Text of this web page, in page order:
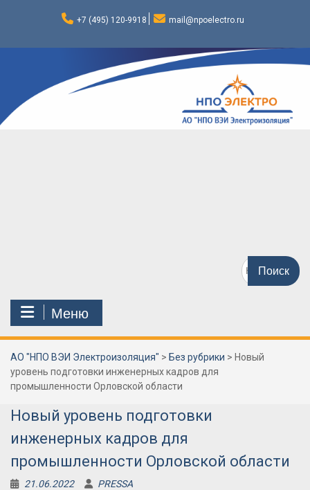
+7 (495) 120-9918 mail@npoelectro.ru
Поиск
по:
Меню
АО "НПО ВЭИ Электроизоляция" > Без рубрики > Новый
уровень подготовки инженерных кадров для
промышленности Орловской области
Новый уровень подготовки
инженерных кадров для
промышленности Орловской области
21.06.2022 PRESSA